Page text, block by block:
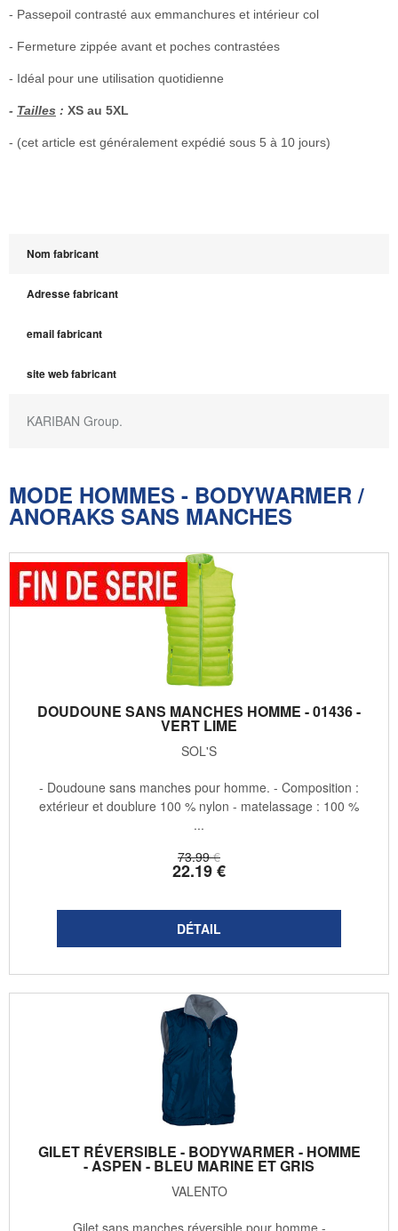
- Passepoil contrasté aux emmanchures et intérieur col
- Fermeture zippée avant et poches contrastées
- Idéal pour une utilisation quotidienne
- Tailles : XS au 5XL
- (cet article est généralement expédié sous 5 à 10 jours)
Nom fabricant
Adresse fabricant
email fabricant
site web fabricant
KARIBAN Group.
MODE HOMMES - BODYWARMER /
ANORAKS SANS MANCHES
DOUDOUNE SANS MANCHES HOMME - 01436 -
VERT LIME
SOL'S
73.99 €
22.19€
- Doudoune sans manches pour homme. - Composition :
extérieur et doublure 100 % nylon - matelassage : 100 %
...
GILET RÉVERSIBLE - BODYWARMER - HOMME
- ASPEN - BLEU MARINE ET GRIS
VALENTO